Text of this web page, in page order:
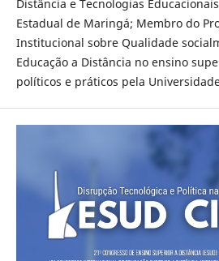
Distância e Tecnologias
Estadual de Maringá; Membro do
Institucional sobre Qualidade
Educação a Distância no ensino
políticos e práticos pela